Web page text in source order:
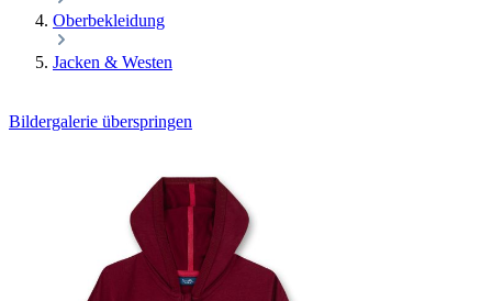
Oberbekleidung
Jacken & Westen
Bildergalerie überspringen